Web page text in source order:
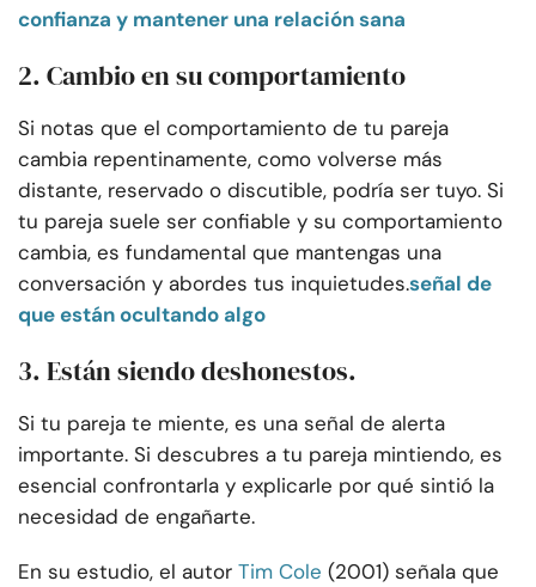
confianza y mantener una relación sana
2. Cambio en su comportamiento
Si notas que el comportamiento de tu pareja
cambia repentinamente, como volverse más
distante, reservado o discutible, podría ser tuyo. Si
tu pareja suele ser confiable y su comportamiento
cambia, es fundamental que mantengas una
conversación y abordes tus inquietudes.señal de
que están ocultando algo
3. Están siendo deshonestos.
Si tu pareja te miente, es una señal de alerta
importante. Si descubres a tu pareja mintiendo, es
esencial confrontarla y explicarle por qué sintió la
necesidad de engañarte.
En su estudio, el autor Tim Cole (2001) señala que